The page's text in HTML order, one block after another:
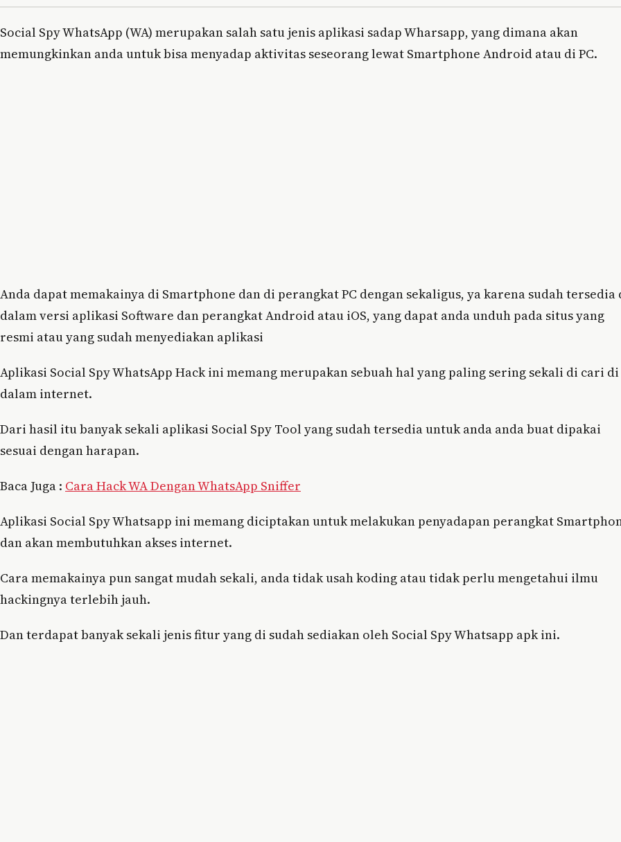
Social Spy WhatsApp (WA) merupakan salah satu jenis aplikasi sadap Wharsapp, yang dimana akan
memungkinkan anda untuk bisa menyadap aktivitas seseorang lewat Smartphone Android atau di PC.
Anda dapat memakainya di Smartphone dan di perangkat PC dengan sekaligus, ya karena sudah tersedia
dalam versi aplikasi Software dan perangkat Android atau iOS, yang dapat anda unduh pada situs yang
resmi atau yang sudah menyediakan aplikasi
Aplikasi Social Spy WhatsApp Hack ini memang merupakan sebuah hal yang paling sering sekali di cari di
dalam internet.
Dari hasil itu banyak sekali aplikasi Social Spy Tool yang sudah tersedia untuk anda anda buat dipakai
sesuai dengan harapan.
Baca Juga : Cara Hack WA Dengan WhatsApp Sniffer
Aplikasi Social Spy Whatsapp ini memang diciptakan untuk melakukan penyadapan perangkat
dan akan membutuhkan akses internet.
Cara memakainya pun sangat mudah sekali, anda tidak usah koding atau tidak perlu mengetahui ilmu
hackingnya terlebih jauh.
Dan terdapat banyak sekali jenis fitur yang di sudah sediakan oleh Social Spy Whatsapp apk ini.